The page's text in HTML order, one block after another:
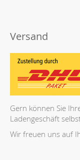
Versand
Gern können Sie
Ladengeschäft
Wir freuen uns auf